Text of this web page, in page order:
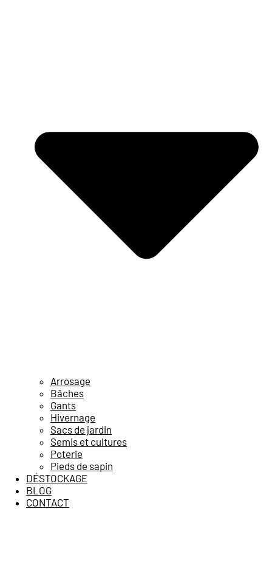
Arrosage
Bâches
Gants
Hivernage
Sacs de jardin
Semis et cultures
Poterie
Pieds de sapin
DÉSTOCKAGE
BLOG
CONTACT